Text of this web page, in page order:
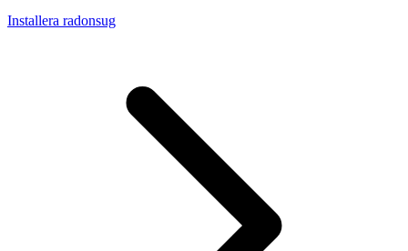
Installera radonsug